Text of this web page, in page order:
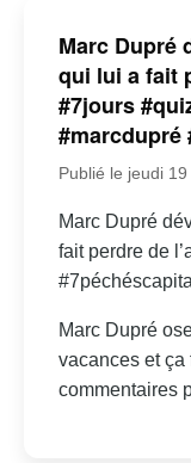
Marc Dupré
qui lui a fait
#7jours
#marcdupré
Publié le jeudi
Marc Dupré
fait perdre de
Marc Dupré
vacances et
commentaires